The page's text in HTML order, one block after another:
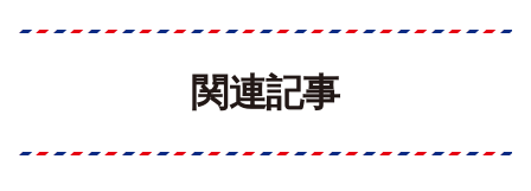
関連記事